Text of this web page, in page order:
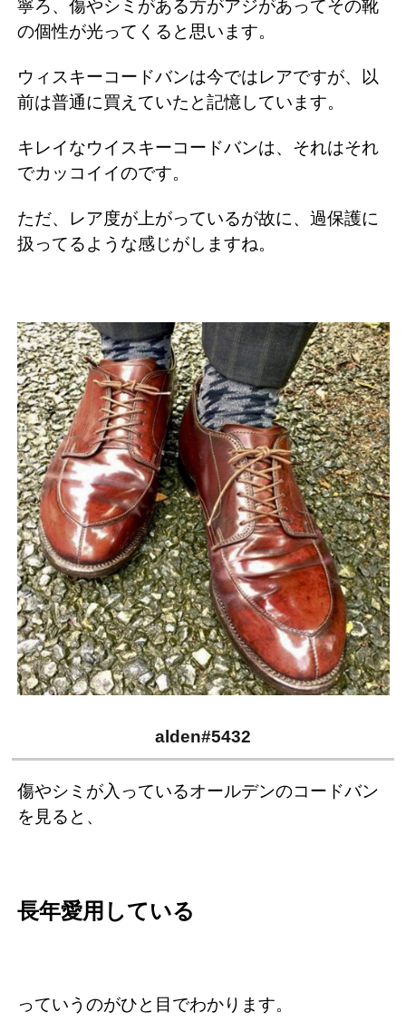
寧ろ、傷やシミがある方がアジがあってその靴
の個性が光ってくると思います。
ウィスキーコードバンは今ではレアですが、以
前は普通に買えていたと記憶しています。
キレイなウイスキーコードバンは、それはそれ
でカッコイイのです。
ただ、レア度が上がっているが故に、過保護に
扱ってるような感じがしますね。
alden#5432
傷やシミが入っているオールデンのコードバン
を見ると、
長年愛用している
っていうのがひと目でわかります。